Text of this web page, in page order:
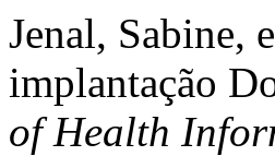
Jenal, Sabine,
implantação
of Health